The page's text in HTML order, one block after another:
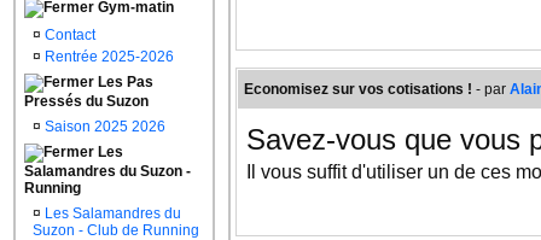
Gym-matin
¤ Contact
¤ Rentrée 2025-2026
Les Pas
Pressés du Suzon
¤ Saison 2025 2026
Les
Salamandres du Suzon -
Running
¤ Les Salamandres du
Suzon - Club de Running
Economisez sur vos cotisations ! - par
Savez-vous que vous
Il vous suffit d'utiliser un de ces
Ils